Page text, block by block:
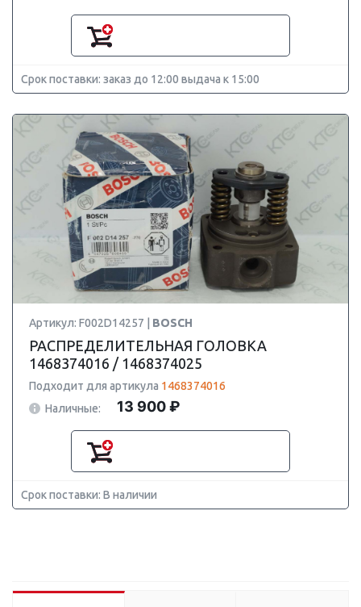
Срок поставки: заказ до 12:00 выдача к 15:00
Артикул: F002D14257 | BOSCH
РАСПРЕДЕЛИТЕЛЬНАЯ ГОЛОВКА
1468374016 / 1468374025
Подходит для артикула 1468374016
Наличные:
13 900 ₽
Срок поставки: В наличии